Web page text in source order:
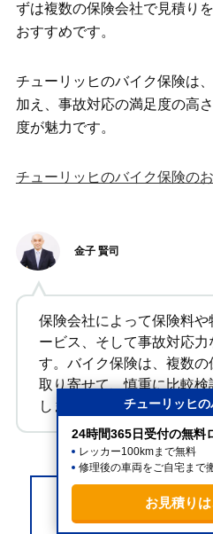
ずは複数の保険会社で見積り
おすすめです。
チューリッヒのバイク保険は
加え、事故対応の満足度の高
度が魅力です。
チューリッヒのバイク保険の
金子 賢司
保険会社によって保険料
ービス、そして事故対応力
す。バイク保険は、複数
取り寄せて、慎重に比較
します。
チューリッヒ
24時間365日受付の無料
レッカー100kmまで無料
修理後の車両をご自宅まで
お見積り